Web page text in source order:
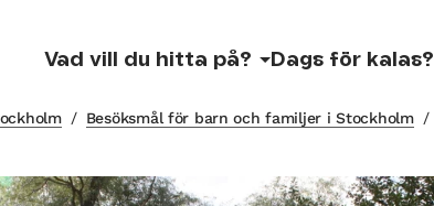
Vad vill du hitta på? Dags för kalas?
/ Besöksmål för barn och familjer i Stockholm /